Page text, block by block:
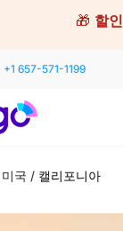
🎁 할
+1 657-571-1199
미국 / 캘리포니아